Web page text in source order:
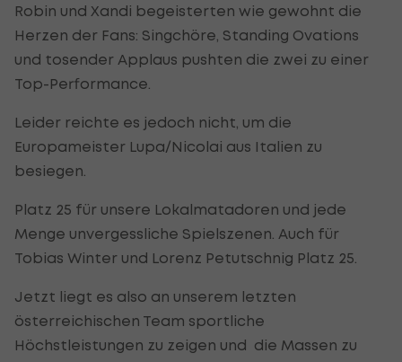
Robin und Xandi begeisterten wie gewohnt die
Herzen der Fans: Singchöre, Standing Ovations
und tosender Applaus pushten die zwei zu einer
Top-Performance.
Leider reichte es jedoch nicht, um die
Europameister Lupa/Nicolai aus Italien zu
besiegen.
Platz 25 für unsere Lokalmatadoren und jede
Menge unvergessliche Spielszenen. Auch für
Tobias Winter und Lorenz Petutschnig Platz 25.
Jetzt liegt es also an unserem letzten
österreichischen Team sportliche
Höchstleistungen zu zeigen und die Massen zu